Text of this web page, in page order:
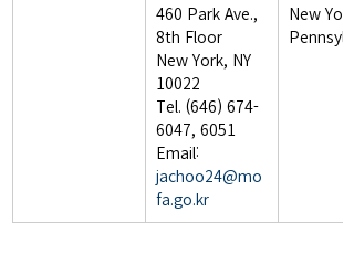
460 Park Ave.,
8th Floor
New York, NY
10022
Tel. (646) 674-
6047, 6051
Email:
jachoo24@mo
fa.go.kr
New York,